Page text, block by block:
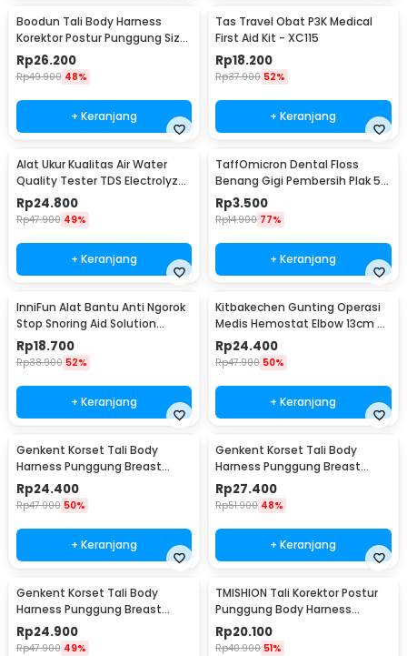
Boodun Tali Body Harness
Korektor Postur Punggung Size
M - BBJ-15
Rp26.200
Rp49.900 48%
+ Keranjang
Tas Travel Obat P3K Medical
First Aid Kit - XC115
Rp18.200
Rp37.900 52%
+ Keranjang
Alat Ukur Kualitas Air Water
Quality Tester TDS Electrolyzer
- JJ2850
Rp24.800
Rp47.900 49%
+ Keranjang
TaffOmicron Dental Floss
Benang Gigi Pembersih Plak 50
PCS - LMT-558
Rp3.500
Rp14.900 77%
+ Keranjang
InniFun Alat Bantu Anti Ngorok
Stop Snoring Aid Solution
Tongue Guard - G7G40
Rp18.700
Rp38.900 52%
+ Keranjang
Kitbakechen Gunting Operasi
Medis Hemostat Elbow 13cm -
J4-682
Rp24.400
Rp47.900 50%
+ Keranjang
Genkent Korset Tali Body
Harness Punggung Breast
Support S - BBJ-16
Rp24.400
Rp47.900 50%
+ Keranjang
Genkent Korset Tali Body
Harness Punggung Breast
Support M - BBJ-16
Rp27.400
Rp51.900 48%
+ Keranjang
Genkent Korset Tali Body
Harness Punggung Breast
Support L - BBJ-16
Rp24.900
Rp47.900 49%
TMISHION Tali Korektor Postur
Punggung Body Harness
Posture Corrector - BBJ-16
Rp20.100
Rp40.900 51%